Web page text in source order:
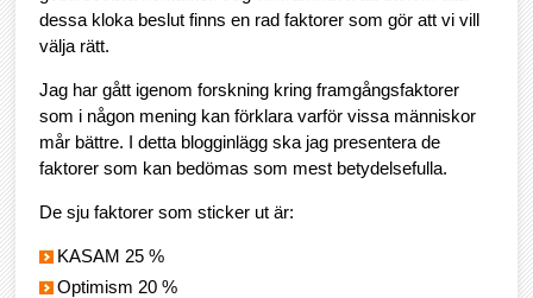
dessa kloka beslut finns en rad faktorer som gör att vi vill
välja rätt.
Jag har gått igenom forskning kring framgångsfaktorer
som i någon mening kan förklara varför vissa människor
mår bättre. I detta blogginlägg ska jag presentera de
faktorer som kan bedömas som mest betydelsefulla.
De sju faktorer som sticker ut är:
KASAM 25 %
Optimism 20 %